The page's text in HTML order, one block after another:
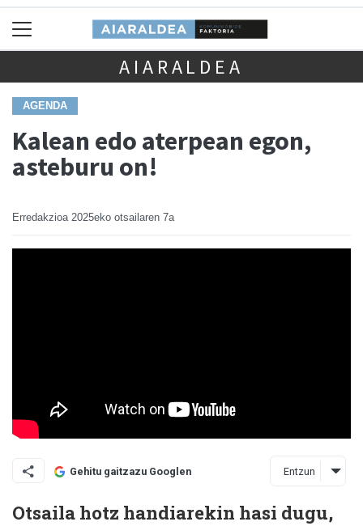
AIARALDEA
AGENDA
Kalean edo aterpean egon,
asteburu on!
Erredakzioa 2025eko otsailaren 7a
Gehitu gaitzazu Googlen Entzun
Otsaila hotz handiarekin hasi dugu,